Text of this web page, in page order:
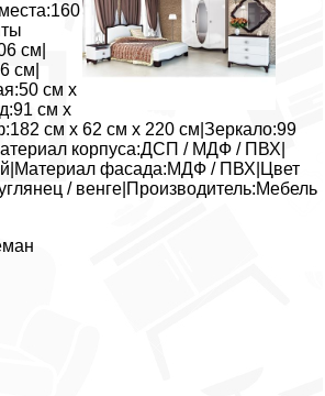
см|
см|
см х
см х
см х 62 см х 220 см|Зеркало:99
корпуса:ДСП / МДФ / ПВХ|
фасада:МДФ / ПВХ|Цвет
/ венге|Производитель:Мебель